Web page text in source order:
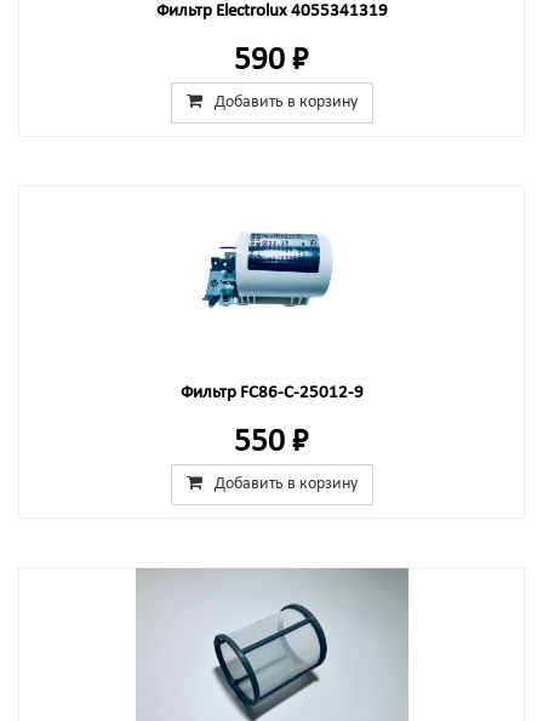
Фильтр Electrolux 4055341319
590 ₽
Добавить в корзину
Фильтр FC86-C-25012-9
550 ₽
Добавить в корзину